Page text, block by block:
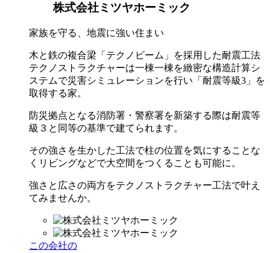
株式会社ミツヤホーミック
家族を守る、地震に強い住まい
木と鉄の複合梁「テクノビーム」を採用した耐震工法
テクノストラクチャーは一棟一棟を緻密な構造計算シ
ステムで災害シミュレーションを行い「耐震等級3」を
取得する家。
防災拠点となる消防署・警察署を新築する際は耐震等
級３と同等の基準で建てられます。
その強さを生かした工法で柱の位置を気にすることな
くリビングなどで大空間をつくることも可能に。
強さと広さの両方をテクノストラクチャー工法で叶え
てみませんか。
この会社の